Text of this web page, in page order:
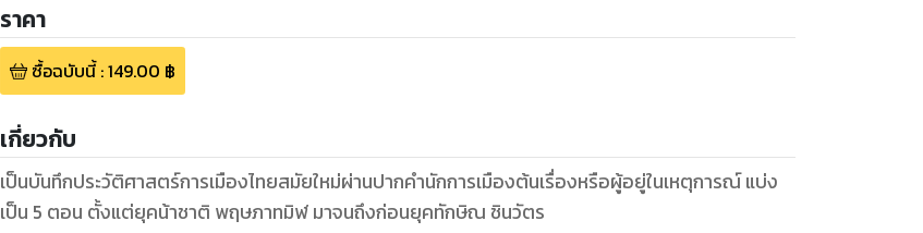
ราคา
ซื้อฉบับนี้:149.00 ฿
เกี่ยวกับ
เป็นบันทึกประวัติศาสตร์การเมืองไทยสมัยใหม่ผ่านปากคำนักการเมืองต้นเรื่องหรือผู้อยู่ในเหตุการณ์ แบ่ง
เป็น 5 ตอน ตั้งแต่ยุคน้าชาติ พฤษภาทมิฬ มาจนถึงก่อนยุคทักษิณ ชินวัตร